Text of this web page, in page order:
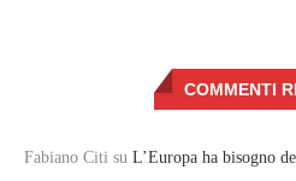
COMMENTI
Fabiano Citi su L’Europa ha bisogno